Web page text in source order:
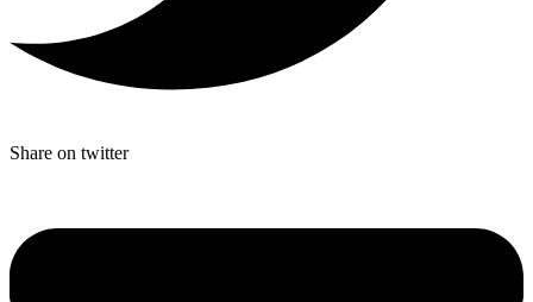
Share on twitter